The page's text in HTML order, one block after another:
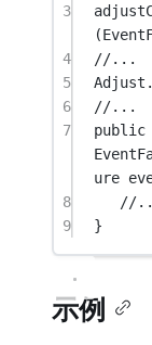
3
4
//...
5
Adjust.
6
//...
7
public
ure
8
//
9
}
示例